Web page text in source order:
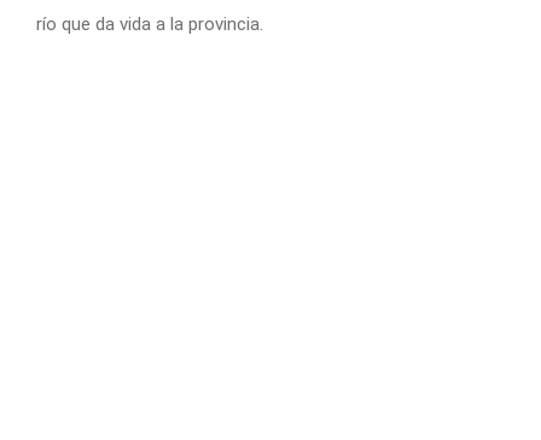
río que da vida a la provincia.